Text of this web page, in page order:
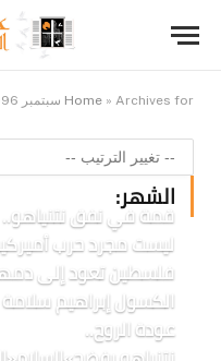
Home » Archives for سبتمبر 1996
الشهر:
قمة في نفق نتنياهو..
ليست مجرد حرب
فلسطين تعود إلى
الكسول إبراهيم
عودة الروح..